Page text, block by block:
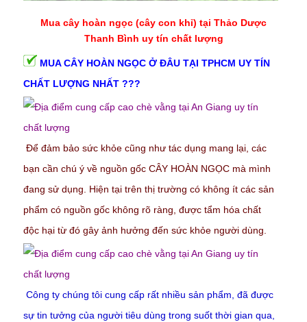
Mua cây hoàn ngọc (cây con khỉ) tại Thảo Dược
Thanh Bình uy tín chất lượng
MUACÂY HOÀN NGỌC Ở ĐÂU TẠI TPHCM UY TÍN
CHẤT LƯỢNG NHẤT ???
Để đảm bảo sức khỏe cũng như tác dụng mang lại, các
bạn cần chú ý về nguồn gốc CÂY HOÀN NGỌC mà mình
đang sử dụng. Hiện tại trên thị trường có không ít các sản
phẩm có nguồn gốc không rõ ràng, được tẩm hóa chất
độc hại từ đó gây ảnh hưởng đến sức khỏe người dùng.
Công ty chúng tôi cung cấp rất nhiều sản phẩm, đã được
sự tin tưởng của người tiêu dùng trong suốt thời gian qua,